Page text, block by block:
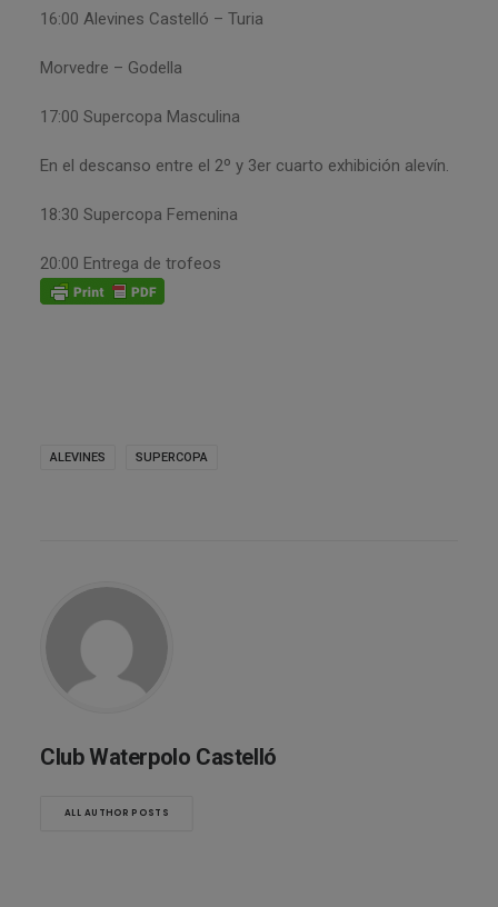
16:00 Alevines Castelló – Turia
Morvedre – Godella
17:00 Supercopa Masculina
En el descanso entre el 2º y 3er cuarto exhibición alevín.
18:30 Supercopa Femenina
20:00 Entrega de trofeos
ALEVINES SUPERCOPA
Club Waterpolo Castelló
ALL AUTHOR POSTS